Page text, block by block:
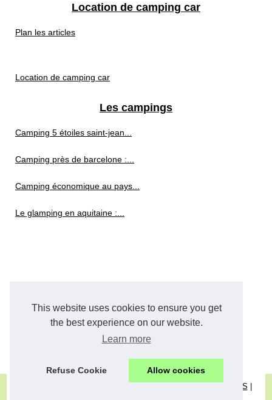
This website uses cookies to ensure you get
the best experience on our website.
Learn more
Refuse Cookie Allow cookies
Location de camping car
Plan les articles
Location de camping car
Les campings
Camping 5 étoiles saint-jean...
Camping près de barcelone :...
Camping économique au pays...
Le glamping en aquitaine :...
RSS |